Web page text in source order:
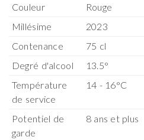
Couleur
Rouge
Millésime
2023
Contenance
75 cl
Degré d'alcool
13.5°
Température
de service
14 - 16°C
Potentiel de
garde
8 ans et plus